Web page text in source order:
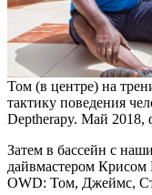
Том (в центре) на
тактику поведения
Deptherapy. Май 2018,
Затем в бассейн с
дайвмастером
OWD: Том, Джеймс,